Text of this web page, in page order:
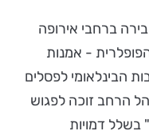
ברחבי אירופה
- אמנות
הבינלאומי לפסלים
הרחב זוכה לפגוש
דמויות